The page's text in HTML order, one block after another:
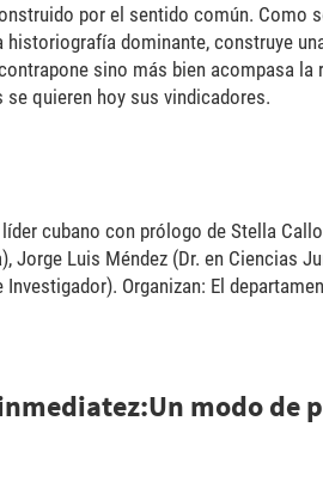
por el sentido común. Como
dominante, construye
sino más bien acompasa la
quieren hoy sus vindicadores.
cubano con prólogo de Stella
Jorge Luis Méndez (Dr. en Ciencias
Investigador). Organizan: El
modo de